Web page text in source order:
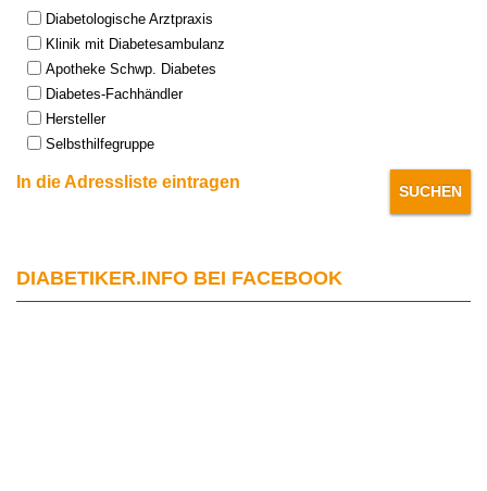
Type:Diabetologische Arztpraxis
Klinik mit Diabetesambulanz
Apotheke Schwp. Diabetes
Diabetes-Fachhändler
Hersteller
Selbsthilfegruppe
In die Adressliste eintragen
DIABETIKER.INFO BEI FACEBOOK